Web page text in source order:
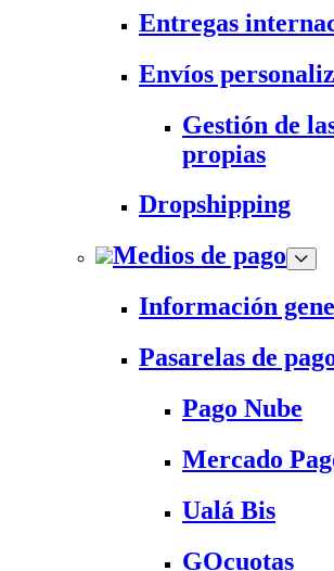
Entregas
Envíos
Gestión de
propias
Dropshipping
Medios de pago
Información
Pasarelas de
Pago Nube
Mercado
Ualá Bis
GOcuotas